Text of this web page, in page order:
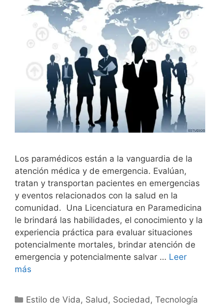
Los paramédicos están a la vanguardia de la
atención médica y de emergencia. Evalúan,
tratan y transportan pacientes en emergencias
y eventos relacionados con la salud en la
comunidad. Una Licenciatura en Paramedicina
le brindará las habilidades, el conocimiento y la
experiencia práctica para evaluar situaciones
potencialmente mortales, brindar atención de
emergencia y potencialmente salvar … Leer
más
Categorías
Estilo de Vida, Salud, Sociedad,Tecnología